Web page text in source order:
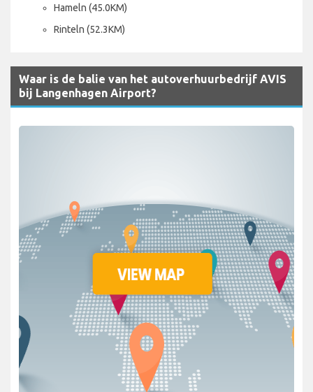
Hameln (45.0KM)
Rinteln (52.3KM)
Waar is de balie van het autoverhuurbedrijf AVIS
bij Langenhagen Airport?